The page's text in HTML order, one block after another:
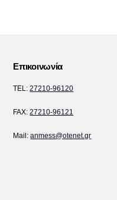
Επικοινωνία
TEL:27210-96120
FAX:27210-96121
Mail:anmess@otenet.gr